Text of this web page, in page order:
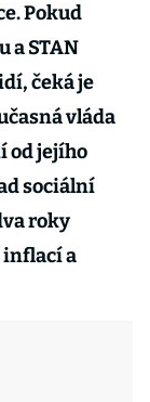
Pokud
a STAN
čeká je
vláda
od jejího
sociální
roky
inflací a